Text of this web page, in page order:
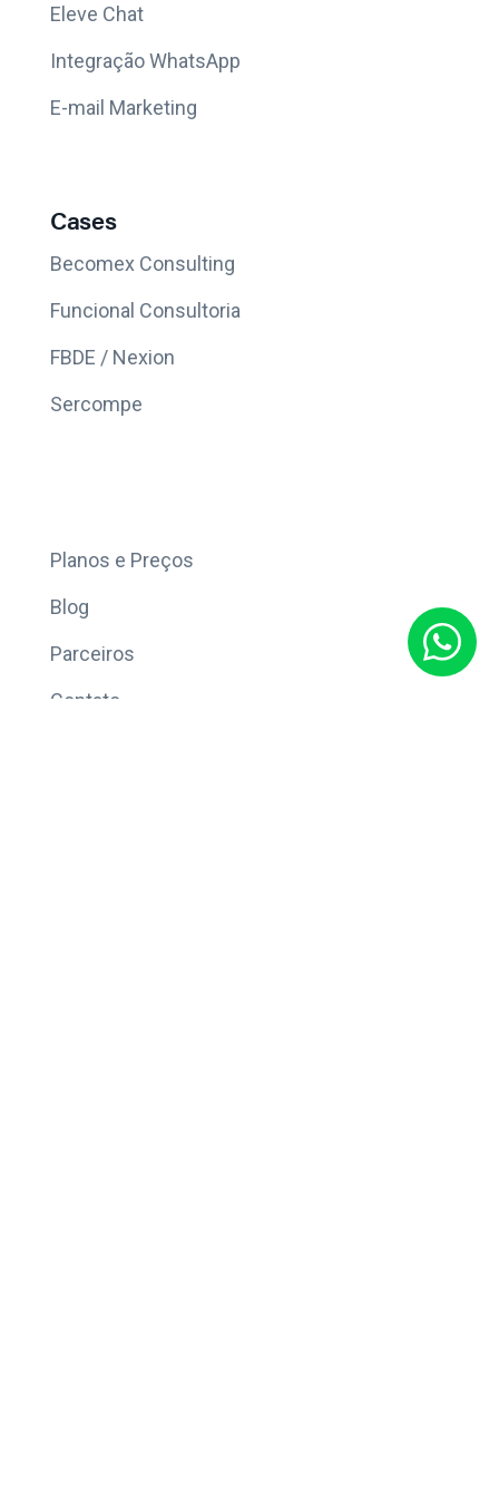
Eleve Chat
Integração WhatsApp
E-mail Marketing
Cases
Becomex Consulting
Funcional Consultoria
FBDE / Nexion
Sercompe
Planos e Preços
Blog
Parceiros
Contato